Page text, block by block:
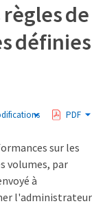
de
définies
PDF
sur les
volumes, par
à
l'administrateur